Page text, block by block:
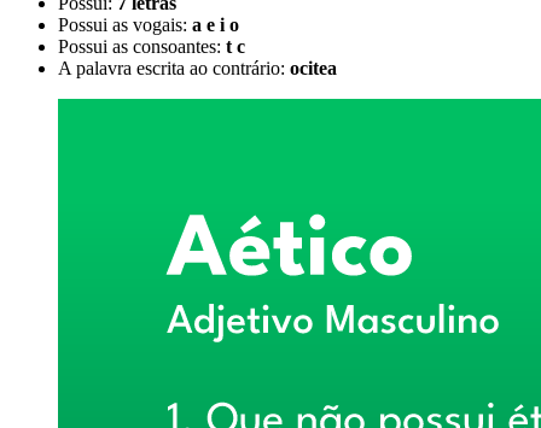
Possui as vogais: a e i o
Possui as consoantes: t c
A palavra escrita ao contrário: ocitea